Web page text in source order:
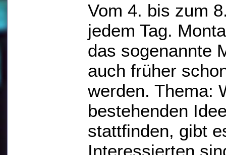
Vom 4. bis zum
jedem Tag.
das sogenannte
auch früher
werden. Thema:
bestehenden
stattfinden, gibt
Interessierten